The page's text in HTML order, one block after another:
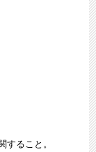
すること。